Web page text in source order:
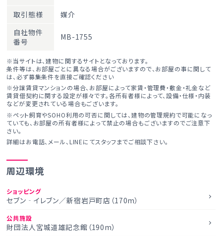
取引態様
媒介
自社物件
番号
MB-1755
※当サイトは、建物に関するサイトとなっております。
条件等は、お部屋ごとに異なる場合がございますので、お部屋の事に関して
は、必ず募集条件を直接ご確認ください
※分譲賃貸マンションの場合、お部屋によって家賃・管理費・敷金・礼金など
賃貸借契約に関する設定が様々です。各所有者様によって、設備・仕様・内装
などが変更されている場合もございます。
※ペット飼育やSOHO利用の可否に関しては、建物の管理規約で可能になっ
ていても、お部屋の所有者様によって禁止の場合もございますのでご注意下
さい。
詳細はお電話、メール、LINEにてスタッフまでご相談下さい。
周辺環境
ショッピング
セブン‐イレブン／新宿岩戸町店（170m）
公共施設
財団法人宮城道雄記念館（190m）